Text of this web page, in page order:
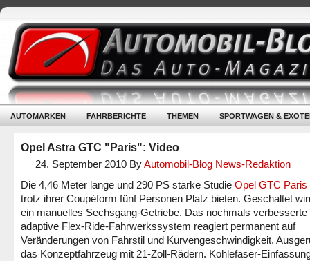
AUTOMARKEN FAHRBERICHTE THEMEN SPORTWAGEN &
Opel Astra GTC "Paris": Video
24. September 2010 ByAutomobil-Blog News-Redaktion
Die 4,46 Meter lange und 290 PS starke Studie Opel GTC Paris
trotz ihrer Coupéform fünf Personen Platz bieten. Geschaltet
ein manuelles Sechsgang-Getriebe. Das nochmals verbesserte
adaptive Flex-Ride-Fahrwerkssystem reagiert permanent auf
Veränderungen von Fahrstil und Kurvengeschwindigkeit.
das Konzeptfahrzeug mit 21-Zoll-Rädern. Kohlefaser-